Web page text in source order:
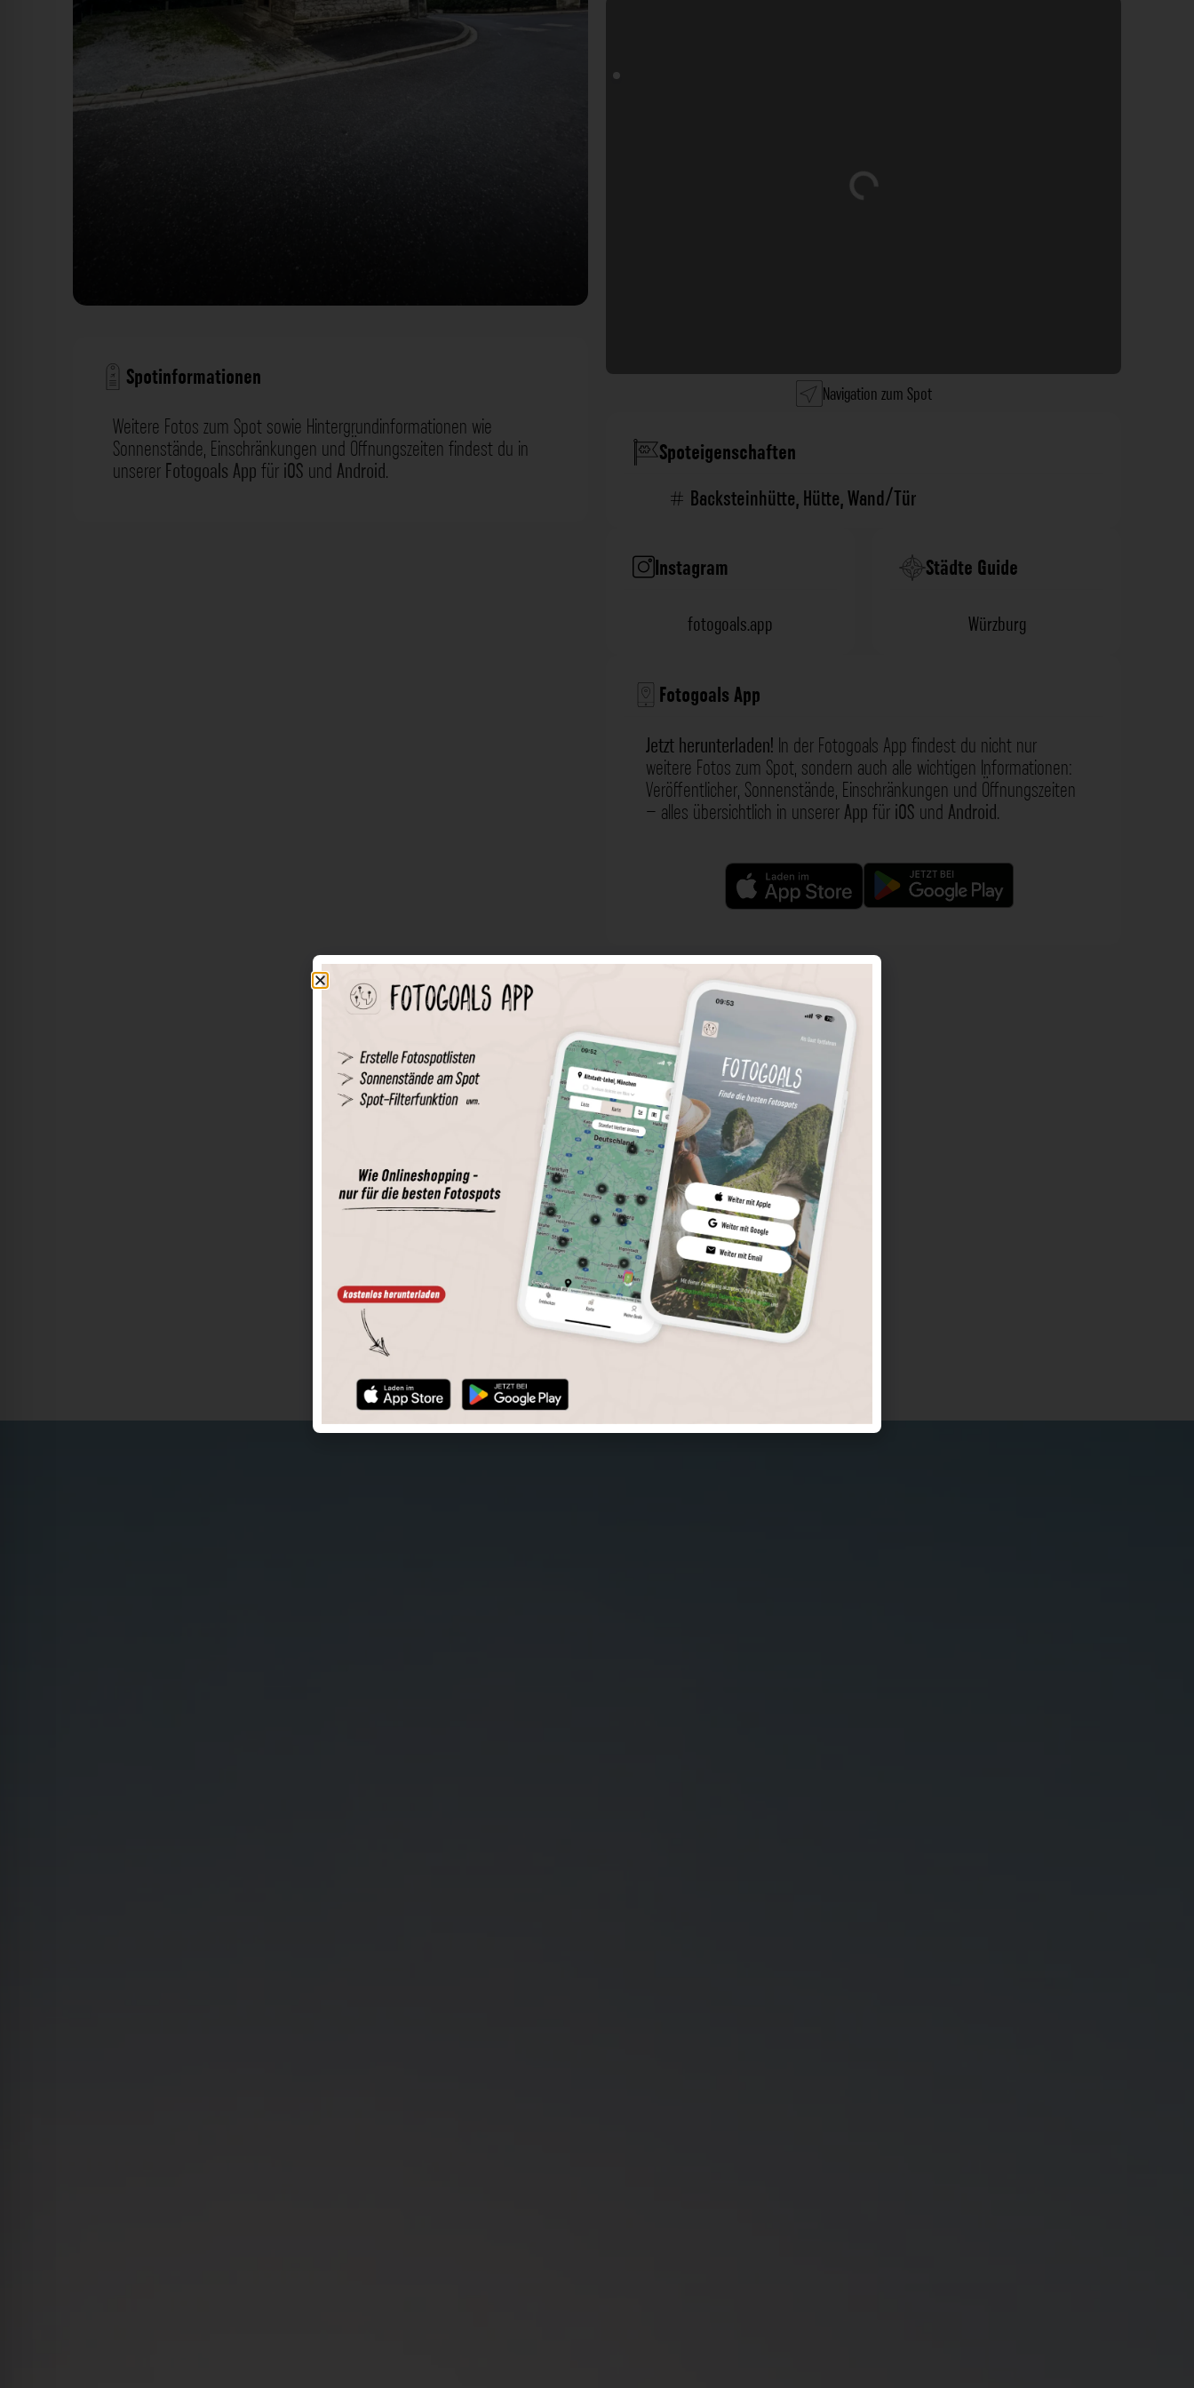
Spotinformationen
Weitere Fotos zum Spot sowie Hintergrundinformationen wie
Sonnenstände, Einschränkungen und Öffnungszeiten findest du in
unsererFotogoals AppfüriOS undAndroid.
Wird geladen …
Navigation zum Spot
Spoteigenschaften
Backsteinhütte,Hütte,Wand/Tür
Instagram
fotogoals.app
Städte Guide
Würzburg
Fotogoals App
Jetzt herunterladen! In der Fotogoals App findest du nicht nur
weitere Fotos zum Spot, sondern auch alle wichtigen Informationen:
Veröffentlicher, Sonnenstände, Einschränkungen und Öffnungszeiten
– alles übersichtlich in unsererAppfüriOS undAndroid.